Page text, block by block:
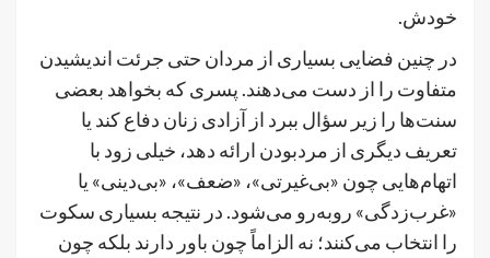
خودش.
در چنین فضایی بسیاری از مردان حتی جرئت اندیشیدن
متفاوت را از دست می‌دهند. پسری که بخواهد بعضی
سنت‌ها را زیر سؤال ببرد از آزادی زنان دفاع کند یا
تعریف دیگری از مردبودن ارائه دهد، خیلی زود با
اتهام‌هایی چون «بی‌غیرتی»، «ضعف»، «بی‌دینی» یا
«غرب‌زدگی» روبه‌رو می‌شود. در نتیجه بسیاری سکوت
را انتخاب می‌کنند؛ نه الزاماً چون باور دارند بلکه چون